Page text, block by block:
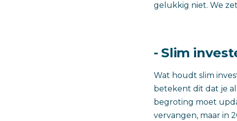
gelukkig niet. We
- Slim
Wat houdt slim
betekent dit dat je
begroting moet
vervangen, maar in